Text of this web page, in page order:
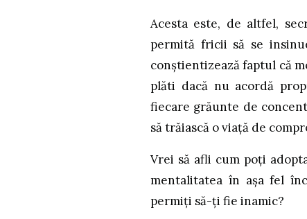
Acesta este, de altfel,
permită fricii să se
conștientizează faptul că
plăti dacă nu acordă
fiecare grăunte de
să trăiască o viață de
Vrei să afli cum poți
mentalitatea în așa fel
permiți să-ți fie inamic?